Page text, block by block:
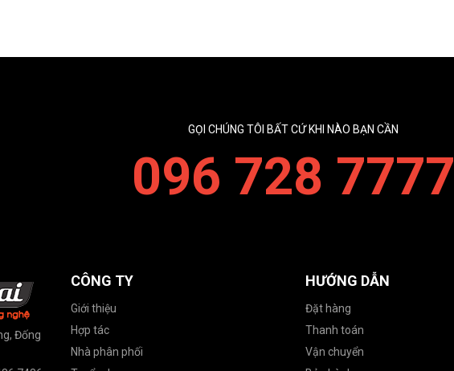
GỌI CHÚNG TÔI BẤT CỨ KHI NÀO BẠN CẦN
096 728 7777
Đống
CÔNG TY
Giới thiệu
Hợp tác
Nhà phân phối
HƯỚNG DẪN
Đặt hàng
Thanh toán
Vận chuyển